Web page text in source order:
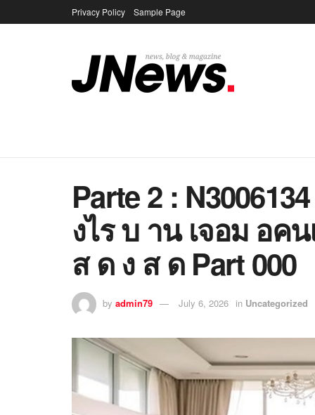
Privacy Policy Sample Page
Parte 2 :
งไร บ าน เจอม อค
ส ด ง ส ด Part 000
by admin79 July 6, 2026 in Uncategorized